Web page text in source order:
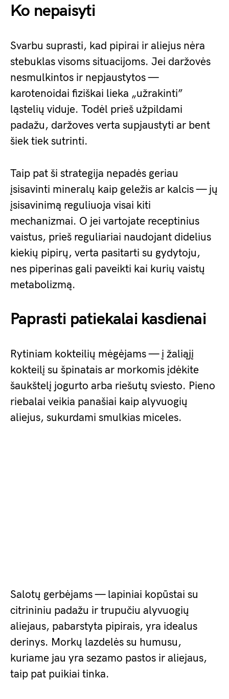
Ko nepaisyti
Svarbu suprasti, kad pipirai ir aliejus nėra
stebuklas visoms situacijoms. Jei daržovės
nesmulkintos ir nepjaustytos —
karotenoidai fiziškai lieka „užrakinti”
ląstelių viduje. Todėl prieš užpildami
padažu, daržoves verta supjaustyti ar bent
šiek tiek sutrinti.
Taip pat ši strategija nepadės geriau
įsisavinti mineralų kaip geležis ar kalcis — jų
įsisavinimą reguliuoja visai kiti
mechanizmai. O jei vartojate receptinius
vaistus, prieš reguliariai naudojant didelius
kiekių pipirų, verta pasitarti su gydytoju,
nes piperinas gali paveikti kai kurių vaistų
metabolizmą.
Paprasti patiekalai kasdienai
Rytiniam kokteilių mėgėjams — į žaliąjį
kokteilį su špinatais ar morkomis įdėkite
šaukštelį jogurto arba riešutų sviesto. Pieno
riebalai veikia panašiai kaip alyvuogių
aliejus, sukurdami smulkias miceles.
Salotų gerbėjams — lapiniai kopūstai su
citrininiu padažu ir trupučiu alyvuogių
aliejaus, pabarstyta pipirais, yra idealus
derinys. Morkų lazdelės su humusu,
kuriame jau yra sezamo pastos ir aliejaus,
taip pat puikiai tinka.